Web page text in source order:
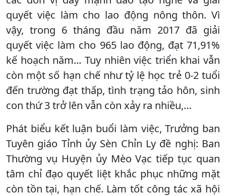
quyết việc làm cho lao động nông thôn. Vì
vậy, trong 6 tháng đầu năm 2017 đã giải
quyết việc làm cho 965 lao động, đạt 71,91%
kế hoạch năm... Tuy nhiên việc triển khai vẫn
còn một số hạn chế như tỷ lệ học trẻ 0-2 tuổi
đến trường đạt thấp, tình trạng tảo hôn, sinh
con thứ 3 trở lên vẫn còn xảy ra nhiều,…
Phát biểu kết luận buổi làm việc, Trưởng ban
Tuyên giáo Tỉnh ủy Sèn Chỉn Ly đề nghị: Ban
Thường vụ Huyện ủy Mèo Vạc tiếp tục quan
tâm chỉ đạo quyết liệt khắc phục những mặt
còn tồn tại, hạn chế. Làm tốt công tác xã hội